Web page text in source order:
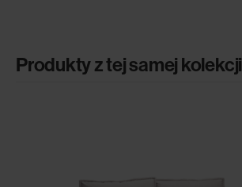
Produkty z tej samej kolekcji